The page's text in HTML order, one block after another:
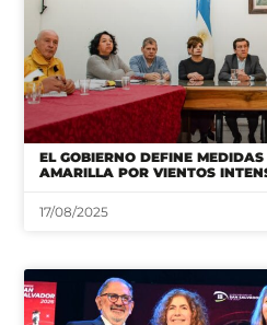
EL GOBIERNO DEFINE
AMARILLA POR VIENTOS
17/08/2025